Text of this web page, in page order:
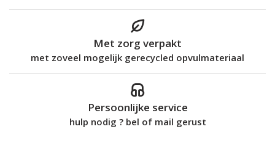
Met zorg verpakt
met zoveel mogelijk gerecycled opvulmateriaal
Persoonlijke service
hulp nodig ? bel of mail gerust